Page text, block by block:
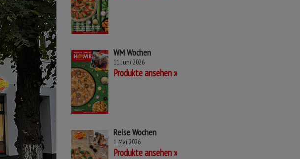
WM Wochen
11. Juni 2026
Produkte ansehen
Reise Wochen
1. Mai 2026
Produkte ansehen